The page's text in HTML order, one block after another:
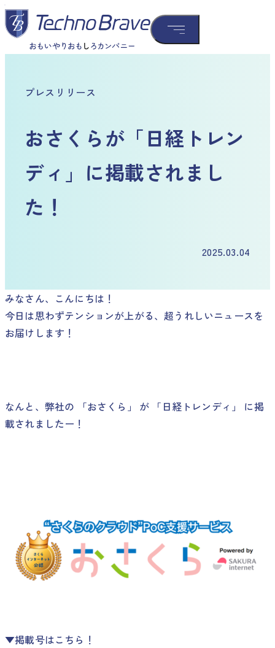
プレスリリース
おさくらが「日経トレン
ディ」に掲載されまし
た！
2025.03.04
みなさん、こんにちは！
今日は思わずテンションが上がる、超うれしいニュースを
お届けします！
なんと、弊社の 「おさくら」 が 「日経トレンディ」 に掲
載されましたー！
▼掲載号はこちら！